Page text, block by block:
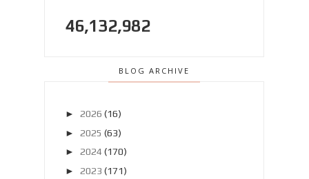
46,132,982
BLOG ARCHIVE
► 2026 (16)
► 2025 (63)
► 2024 (170)
► 2023 (171)